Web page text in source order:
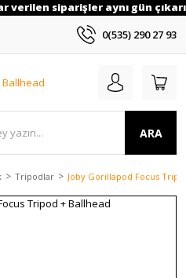
verilen siparişler aynı gün
0(535) 290 27 93
ARA
Tripodlar Joby Gorillapod Focus